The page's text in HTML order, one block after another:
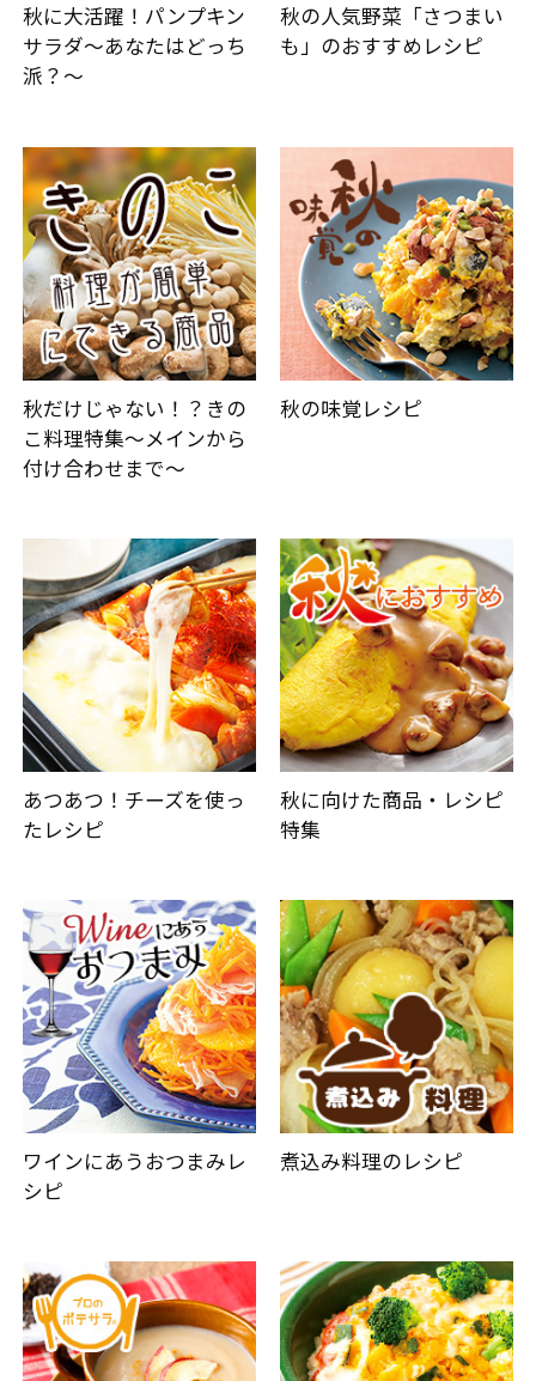
秋に大活躍！パンプキン
サラダ～あなたはどっち
派？～
秋の人気野菜「さつまい
も」のおすすめレシピ
秋だけじゃない！？きの
こ料理特集～メインから
付け合わせまで～
秋の味覚レシピ
あつあつ！チーズを使っ
たレシピ
秋に向けた商品・レシピ
特集
ワインにあうおつまみレ
シピ
煮込み料理のレシピ